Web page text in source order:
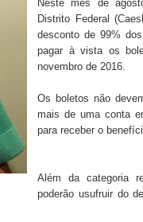
força e esperança
vacinação de
sofrer mal súbito
de
da pecuária para
por trator em aterro
Neste mês de
Distrito Federal
desconto de 99%
pagar à vista os
novembro de 2016.
Os boletos não
mais de uma conta
para receber o
Além da categoria
poderão usufruir do